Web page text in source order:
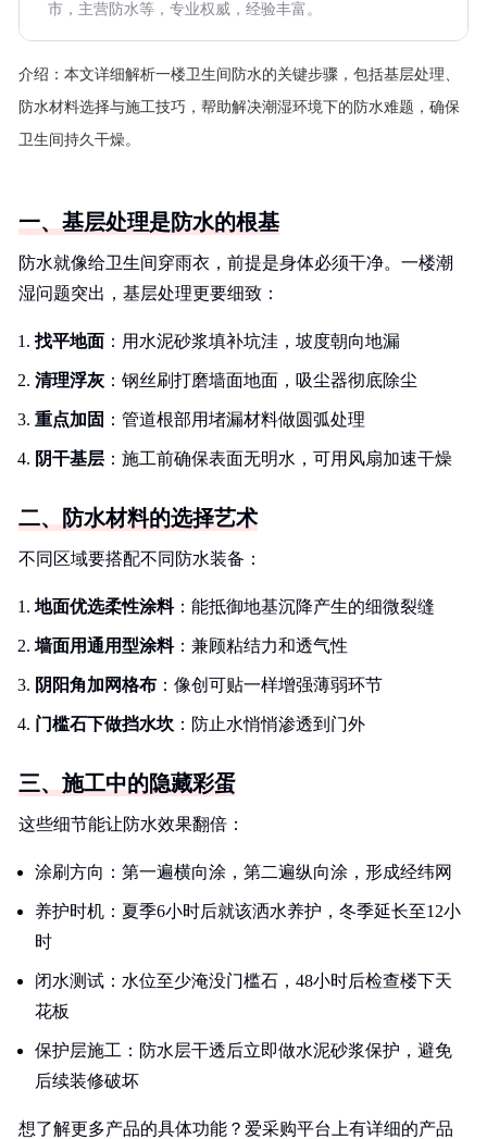
市，主营防水等，专业权威，经验丰富。
介绍： 本文详细解析一楼卫生间防水的关键步骤，包括基层处理、
防水材料选择与施工技巧，帮助解决潮湿环境下的防水难题，确保
卫生间持久干燥。
一、基层处理是防水的根基
防水就像给卫生间穿雨衣，前提是身体必须干净。一楼潮
湿问题突出，基层处理更要细致：
找平地面 ：用水泥砂浆填补坑洼，坡度朝向地漏
清理浮灰 ：钢丝刷打磨墙面地面，吸尘器彻底除尘
重点加固 ：管道根部用堵漏材料做圆弧处理
阴干基层 ：施工前确保表面无明水，可用风扇加速干燥
二、防水材料的选择艺术
不同区域要搭配不同防水装备：
地面优选柔性涂料：能抵御地基沉降产生的细微裂缝
墙面用通用型涂料：兼顾粘结力和透气性
阴阳角加网格布 ：像创可贴一样增强薄弱环节
门槛石下做挡水坎 ：防止水悄悄渗透到门外
三、施工中的隐藏彩蛋
这些细节能让防水效果翻倍：
涂刷方向：第一遍横向涂，第二遍纵向涂，形成经纬网
养护时机：夏季6小时后就该洒水养护，冬季延长至12小
时
闭水测试：水位至少淹没门槛石，48小时后检查楼下天
花板
保护层施工：防水层干透后立即做水泥砂浆保护，避免
后续装修破坏
想了解更多产品的具体功能？爱采购平台上有详细的产品